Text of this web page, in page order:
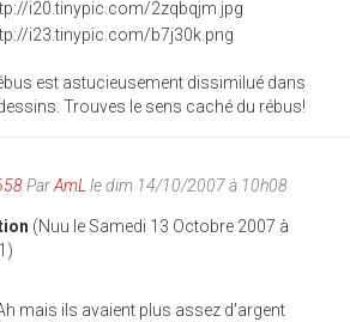
est astucieusement dissimilué dans
Trouves le sens caché du rébus!
ParAmL le dim 14/10/2007 à 10h08
(Nuu le Samedi 13 Octobre 2007 à
mais ils avaient plus assez d'argent